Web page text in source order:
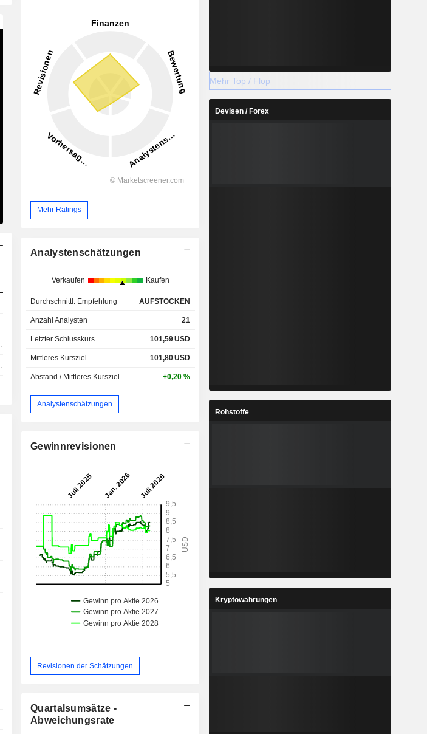
Mehr Ratings
Analystenschätzungen
Verkaufen Kaufen
Durchschnittl. Empfehlung AUFSTOCKEN
Anzahl Analysten 21
Letzter Schlusskurs 101,59USD
Mittleres Kursziel 101,80USD
Abstand / Mittleres Kursziel +0,20 %
Analystenschätzungen
Gewinnrevisionen
Revisionen der Schätzungen
Quartalsumsätze -
Abweichungsrate
Mehr Top / Flop
Devisen / Forex
Rohstoffe
Kryptowährungen